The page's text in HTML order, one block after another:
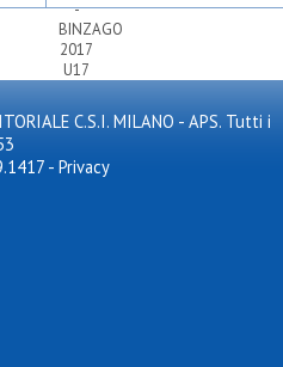
C.S.I. MILANO - APS. Tutti i
- Privacy